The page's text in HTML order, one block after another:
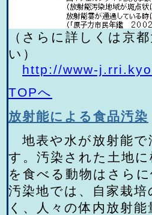
（さらに詳しくは京
い）
http://www-
TOPへ
放射能による食品汚染
地表や水が放射能で
す。汚染された土地
を食べる動物はさら
汚染地では、自家栽
く、人々の体内放射